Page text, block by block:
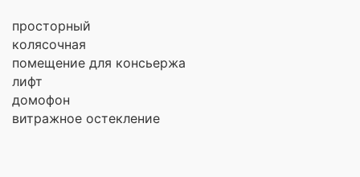
просторный
колясочная
помещение для консьержа
лифт
домофон
витражное остекление